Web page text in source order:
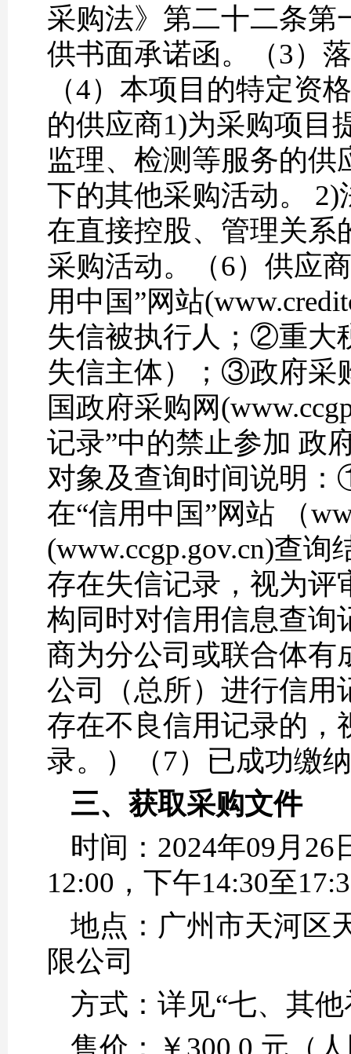
采购法》第二十二条第
供书面承诺函。（3）
（4）本项目的特定资
的供应商1)为采购项目
监理、检测等服务的
下的其他采购活动。
在直接控股、管理关系
采购活动。（6）供应
用中国”网站
失信被执行人；②重大
失信主体）；③政府采
国政府采购网
记录”中的禁止参加 政
对象及查询时间说明
在“信用中国”网站 （
(www.ccgp.gov.cn)查
存在失信记录，视为
构同时对信用信息查
商为分公司或联合体有
公司（总所）进行信用
存在不良信用记录的，
录。）（7）已成功缴
三、获取采购文件
时间：2024年09月
12:00，下午14:30至
地点：广州市天河区
限公司
方式：详见“七、其
售价：￥300.0 元（